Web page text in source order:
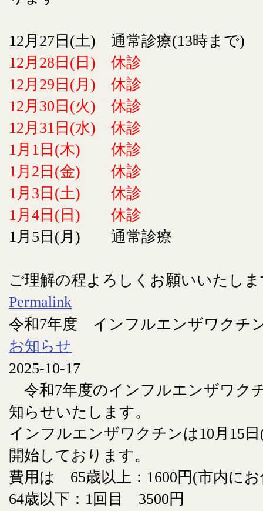
12月27日(土) 通常診療(13時まで)
12月28日(日) 休診
12月29日(月) 休診
12月30日(火) 休診
12月31日(水) 休診
1月1日(木) 休診
1月2日(金) 休診
1月3日(土) 休診
1月4日(日) 休診
1月5日(月) 通常診療
ご理解の程よろしくお願いいたし
Permalink
令和7年度 インフルエンザワクチ
お知らせ
2025-10-17
令和7年度のインフルエンザワク
知らせいたします。
インフルエンザワクチンは10月15
開始しております。
費用は 65歳以上：1600円(市内に
64歳以下：1回目 3500円